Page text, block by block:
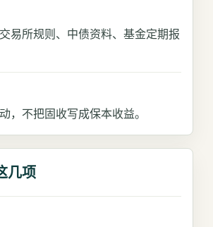
易所规则、中债资料、基金定期报
，不把固收写成保本收益。
几项